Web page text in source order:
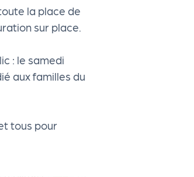
la place de
sur place.
: le samedi
aux familles du
tous pour